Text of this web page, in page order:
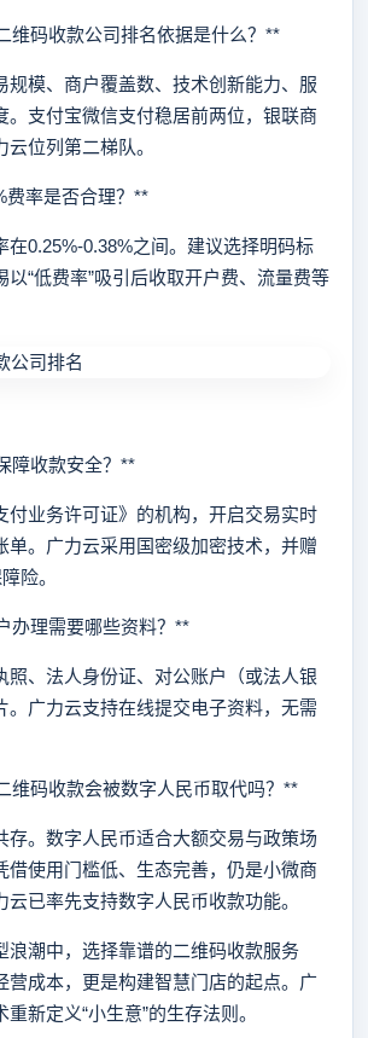
码收款公司排名依据是什么？**
模、商户覆盖数、技术创新能力、服
。支付宝微信支付稳居前两位，银联商
位列第二梯队。
率是否合理？**
0.25%-0.38%之间。建议选择明码标
以“低费率”吸引后收取开户费、流量费等
收款安全？**
业务许可证》的机构，开启交易实时
单。广力云采用国密级加密技术，并赠
险。
理需要哪些资料？**
、法人身份证、对公账户（或法人银
。广力云支持在线提交电子资料，无需
码收款会被数字人民币取代吗？**
。数字人民币适合大额交易与政策场
借使用门槛低、生态完善，仍是小微商
云已率先支持数字人民币收款功能。
潮中，选择靠谱的二维码收款服务
营成本，更是构建智慧门店的起点。广
新定义“小生意”的生存法则。